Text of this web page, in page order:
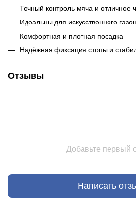
Точный контроль мяча и отличное
Идеальны для искусственного
Комфортная и плотная посадка
Надёжная фиксация стопы и
Отзывы
Добавьте первый
Написать